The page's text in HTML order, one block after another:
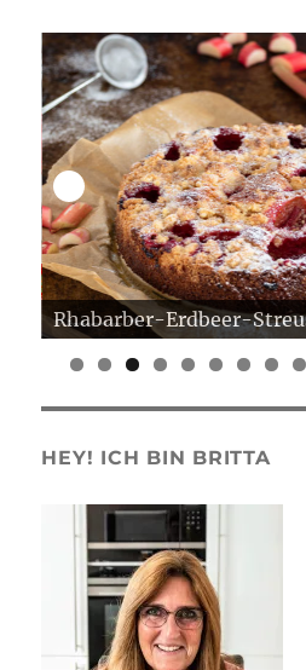
Rhabarber-Erdbeer-
HEY! ICH BIN BRITTA